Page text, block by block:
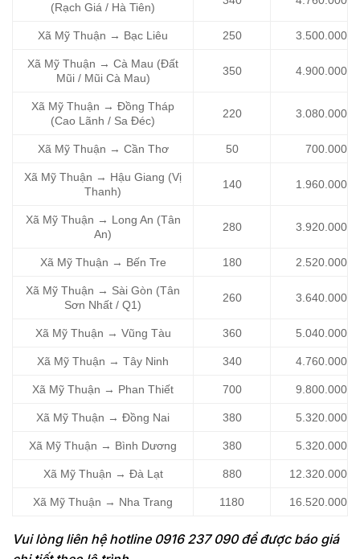
(Rạch Giá / Hà Tiên)
Xã Mỹ Thuận → Bạc Liêu 250 3.500.000
Xã Mỹ Thuận → Cà Mau (Đất
Mũi / Mũi Cà Mau)
350 4.900.000
Xã Mỹ Thuận → Đồng Tháp
(Cao Lãnh / Sa Đéc)
220 3.080.000
Xã Mỹ Thuận → Cần Thơ 50 700.000
Xã Mỹ Thuận → Hậu Giang (Vị
Thanh)
140 1.960.000
Xã Mỹ Thuận → Long An (Tân
An)
280 3.920.000
Xã Mỹ Thuận → Bến Tre 180 2.520.000
Xã Mỹ Thuận → Sài Gòn (Tân
Sơn Nhất / Q1)
260 3.640.000
Xã Mỹ Thuận → Vũng Tàu 360 5.040.000
Xã Mỹ Thuận → Tây Ninh 340 4.760.000
Xã Mỹ Thuận → Phan Thiết 700 9.800.000
Xã Mỹ Thuận → Đồng Nai 380 5.320.000
Xã Mỹ Thuận → Bình Dương 380 5.320.000
Xã Mỹ Thuận → Đà Lạt 880 12.320.000
Xã Mỹ Thuận → Nha Trang 1180 16.520.000
Vui lòng liên hệ hotline 0916 237 090 để được báo giá